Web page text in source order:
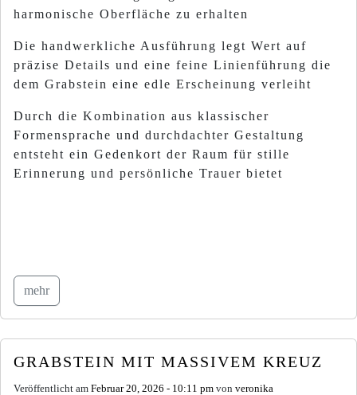
harmonische Oberfläche zu erhalten
Die handwerkliche Ausführung legt Wert auf
präzise Details und eine feine Linienführung die
dem Grabstein eine edle Erscheinung verleiht
Durch die Kombination aus klassischer
Formensprache und durchdachter Gestaltung
entsteht ein Gedenkort der Raum für stille
Erinnerung und persönliche Trauer bietet
mehr
GRABSTEIN MIT MASSIVEM KREUZ
Veröffentlicht am Februar 20, 2026 - 10:11 pm von veronika